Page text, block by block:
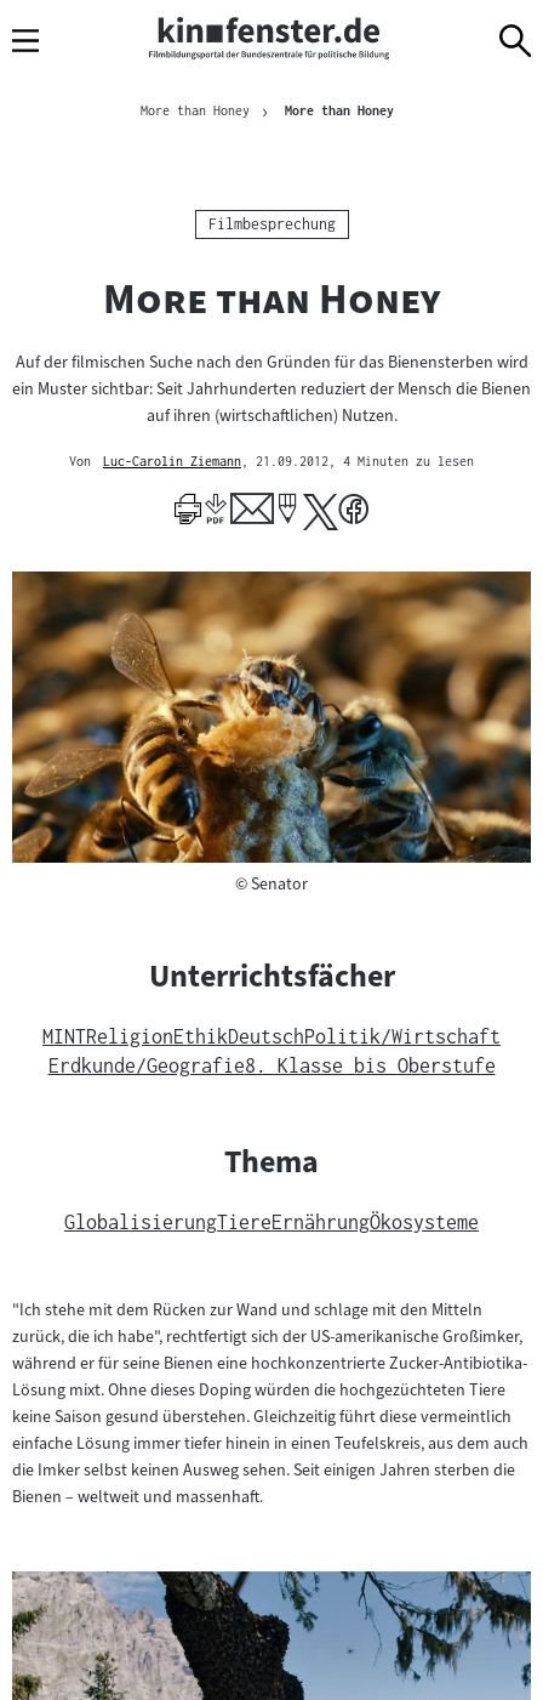
Navigation
zum
zur
Brotkrümelnavigation
More than Honey More than HoneyAktuelle Seite
Kategorie:
Filmbesprechung
"
More than Honey"
Auf der filmischen Suche nach den Gründen für das Bienensterben wird
ein Muster sichtbar: Seit Jahrhunderten reduziert der Mensch die Bienen
auf ihren (wirtschaftlichen) Nutzen.
Von
Luc-Carolin Ziemann
zum
Author
, 21.09.2012 , 4 Minuten zu lesen
©Copyright
Senator
Unterrichtsfächer
MINTReligionEthikDeutschPolitik/Wirtschaft
Erdkunde/Geografie8. Klasse bis Oberstufe
Thema
GlobalisierungTiereErnährungÖkosysteme
"Ich stehe mit dem Rücken zur Wand und schlage mit den Mitteln
zurück, die ich habe", rechtfertigt sich der US-amerikanische Großimker,
während er für seine Bienen eine hochkonzentrierte Zucker-Antibiotika-
Lösung mixt. Ohne dieses Doping würden die hochgezüchteten Tiere
keine Saison gesund überstehen. Gleichzeitig führt diese vermeintlich
einfache Lösung immer tiefer hinein in einen Teufelskreis, aus dem auch
die Imker selbst keinen Ausweg sehen. Seit einigen Jahren sterben die
Bienen – weltweit und massenhaft.